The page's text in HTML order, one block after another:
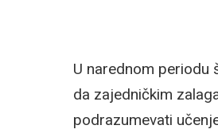
U narednom periodu
da zajedničkim
podrazumevati